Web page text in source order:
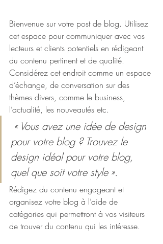
Bienvenue sur votre post de blog. Utilisez
cet espace pour communiquer avec vos
lecteurs et clients potentiels en rédigeant
du contenu pertinent et de qualité.
Considérez cet endroit comme un espace
d’échange, de conversation sur des
thèmes divers, comme le business,
l’actualité, les nouveautés etc.
« Vous avez une idée de design
pour votre blog ? Trouvez le
design idéal pour votre blog,
quel que soit votre style ».
Rédigez du contenu engageant et
organisez votre blog à l’aide de
catégories qui permettront à vos visiteurs
de trouver du contenu qui les intéresse.